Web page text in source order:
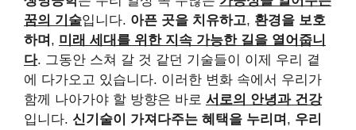
꿈의 기술입니다. 아픈 곳을 치유하고, 환경을 보호
하며 , 미래 세대를 위한 지속 가능한 길을 열어줍니
다. 그동안 스쳐 갈 것 같던 기술들이 이제 우리 곁
에 다가오고 있습니다. 이러한 변화 속에서 우리가
함께 나아가야 할 방향은 바로 서로의 안녕과 건강
입니다. 신기술이 가져다주는 혜택을 누리며 , 우리